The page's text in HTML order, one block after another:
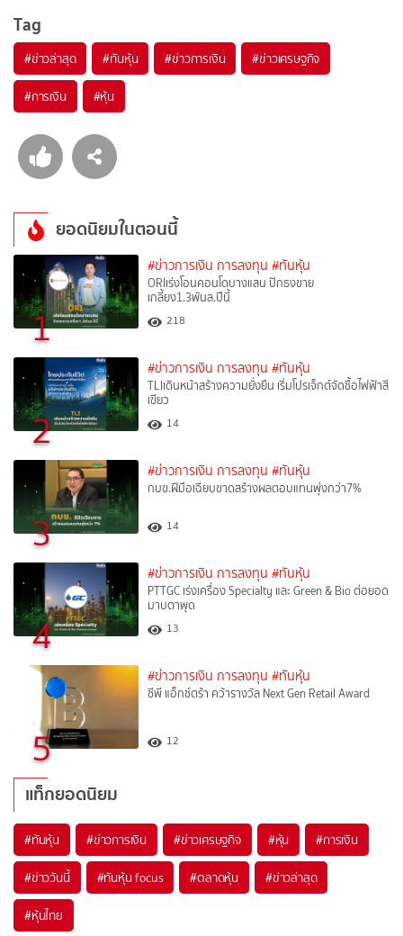
Tag
#ข่าวล่าสุด #ทันหุ้น #ข่าวการเงิน #ข่าวเศรษฐกิจ
#การเงิน #หุ้น
ยอดนิยมในตอนนี้
1
#ข่าวการเงิน การลงทุน #ทันหุ้น
ORIเร่งโอนคอนโดบางแสน ปักธงขาย
เกลี้ยง1.3พันล.ปีนี้
218
2
#ข่าวการเงิน การลงทุน #ทันหุ้น
TLIเดินหน้าสร้างความยั่งยืน เริ่มโปรเจ็กต์จัดซื้อไฟฟ้าสี
เขียว
14
3
#ข่าวการเงิน การลงทุน #ทันหุ้น
กบข.ฝีมือเฉียบขาดสร้างผลตอบแทนพุ่งกว่า7%
14
4
#ข่าวการเงิน การลงทุน #ทันหุ้น
PTTGC เร่งเครื่อง Specialty และ Green & Bio ต่อยอด
มาบตาพุด
13
5
#ข่าวการเงิน การลงทุน #ทันหุ้น
ซีพี แอ็กซ์ตร้า คว้ารางวัล Next Gen Retail Award
12
แท็กยอดนิยม
#ทันหุ้น #ข่าวการเงิน #ข่าวเศรษฐกิจ #หุ้น #การเงิน
#ข่าววันนี้ #ทันหุ้น focus #ตลาดหุ้น #ข่าวล่าสุด
#หุ้นไทย